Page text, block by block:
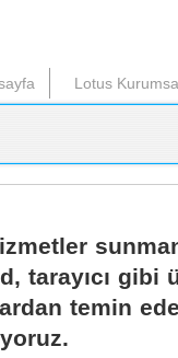
Lotus
tarayıcı
temin